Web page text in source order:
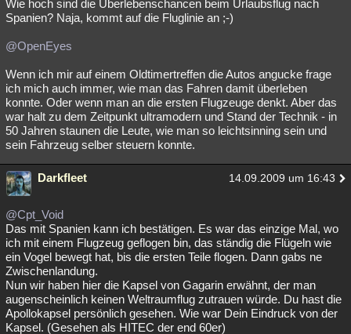
Wie hoch sind die Überlebenschancen beim Urlaubsflug nach
Spanien? Naja, kommt auf die Fluglinie an ;-)
@OpenEyes
Wenn ich mir auf einem Oldtimertreffen die Autos angucke frage
ich mich auch immer, wie man das Fahren damit überleben
konnte. Oder wenn man an die ersten Flugzeuge denkt. Aber das
war halt zu dem Zeitpunkt ultramodern und Stand der Technik - in
50 Jahren staunen die Leute, wie man so leichtsinning sein und
sein Fahrzeug selber steuern konnte.
Darkfleet 14.09.2009 um 16:43
@Cpt_Void
Das mit Spanien kann ich bestätigen. Es war das einzige Mal, wo
ich mit einem Flugzeug geflogen bin, das ständig die Flügeln wie
ein Vogel bewegt hat, bis die ersten Teile flogen. Dann gabs ne
Zwischenlandung.
Nun wir haben hier die Kapsel von Gagarin erwähnt, der man
augenscheinlich keinen Weltraumflug zutrauen würde. Du hast die
Apollokapsel persönlich gesehen. Wie war Dein Eindruck von der
Kapsel. (Gesehen als HITEC der end 60er)